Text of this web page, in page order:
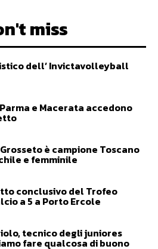
miss
dell’ Invictavolleyball
e Macerata accedono
è campione Toscano
e femminile
conclusivo del Trofeo
a 5 a Porto Ercole
tecnico degli juniores
fare qualcosa di buono